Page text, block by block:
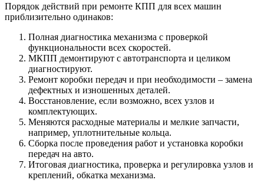
Порядок действий при ремонте КПП для всех машин
приблизительно одинаков:
Полная диагностика механизма с проверкой
функциональности всех скоростей.
МКПП демонтируют с автотранспорта и целиком
диагностируют.
Ремонт коробки передач и при необходимости – замена
дефектных и изношенных деталей.
Восстановление, если возможно, всех узлов и
комплектующих.
Меняются расходные материалы и мелкие запчасти,
например, уплотнительные кольца.
Сборка после проведения работ и установка коробки
передач на авто.
Итоговая диагностика, проверка и регулировка узлов и
креплений, обкатка механизма.